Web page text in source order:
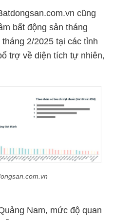
cũng
bất động sản tháng
2/2025 tại các tỉnh
trợ về diện tích tự nhiên,
Nam, mức độ quan